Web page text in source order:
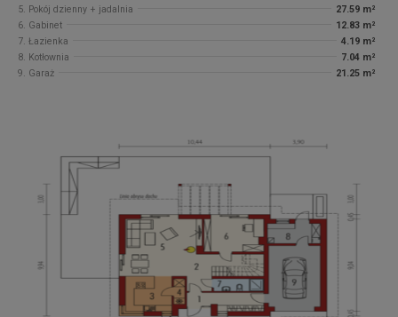
5. Pokój dzienny + jadalnia
27.59 m²
6. Gabinet
12.83 m²
7. Łazienka
4.19 m²
8. Kotłownia
7.04 m²
9. Garaż
21.25 m²